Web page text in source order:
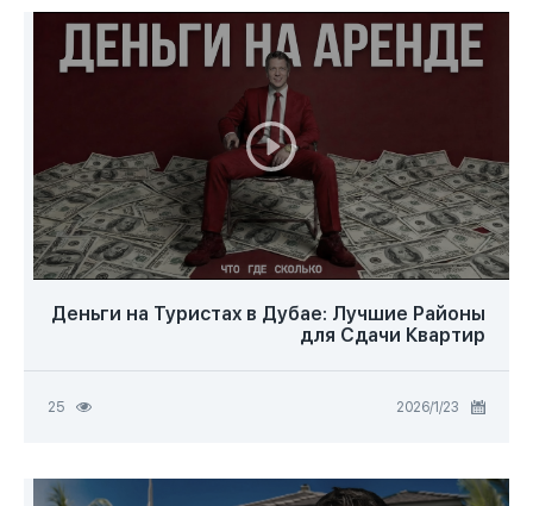
Деньги на Туристах в Дубае: Лучшие Районы
для Сдачи Квартир
23‏/1‏/2026
25